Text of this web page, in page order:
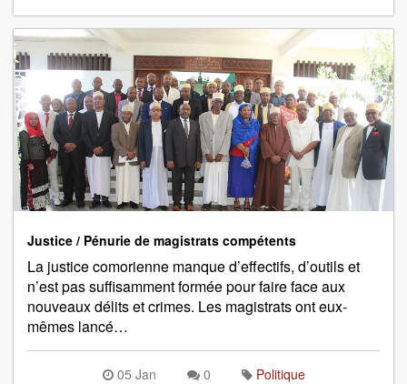
Justice / Pénurie de magistrats compétents
La justice comorienne manque d’effectifs, d’outils et
n’est pas suffisamment formée pour faire face aux
nouveaux délits et crimes. Les magistrats ont eux-
mêmes lancé…
05 Jan 0 Politique